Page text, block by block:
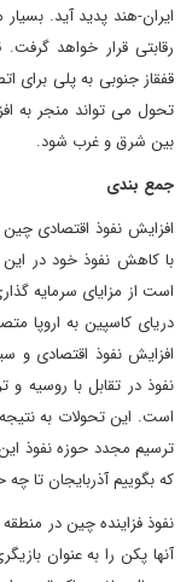
ایران-هند پدید آید.
رقابتی قرار خواهد
قفقاز جنوبی به پلی برای
تحول می تواند منجر به
بین شرق و غرب شود.
جمع بندی
افزایش نفوذ اقتصادی
با کاهش نفوذ خود در این
است از مزایای سرمایه
دریای کاسپین به اروپا
افزایش نفوذ اقتصادی و
نفوذ در تقابل با روسیه
است. این تحولات به
ترسیم مجدد حوزه نفوذ
که بگوییم آذربایجان
نفوذ فزاینده چین در منطقه
آنها پکن را به عنوان